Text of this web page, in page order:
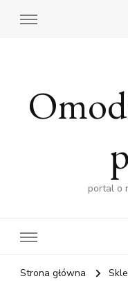
portal o
Strona główna